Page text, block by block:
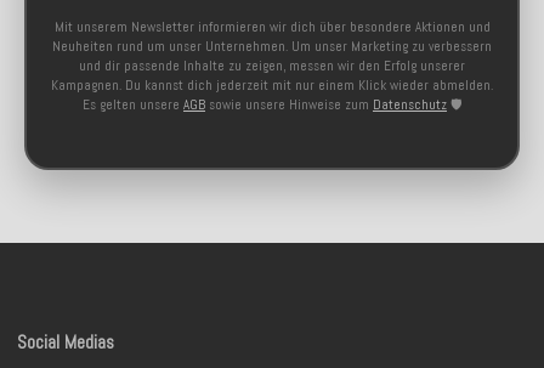
Mit unserem Newsletter informieren wir dich über besondere Aktionen und
Neuheiten rund um unser Unternehmen. Um unser Marketing zu verbessern
und dir passende Inhalte zu zeigen, messen wir den Erfolg unserer
Kampagnen. Du kannst dich jederzeit mit nur einem Klick wieder abmelden.
Es gelten unsere AGB sowie unsere Hinweise zum Datenschutz 🛡️
Social Medias